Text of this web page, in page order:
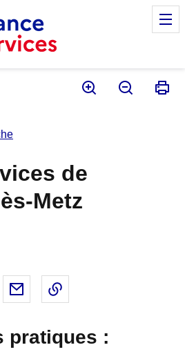
de
Metz
- nouvelle fenêtre
Twitter - nouvelle fenêtre
sur Linked In - nouvelle
Partager par email - nouvelle
pratiques :